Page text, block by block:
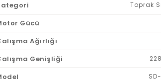
Toprak
Gücü
Ağırlığı
Genişliği